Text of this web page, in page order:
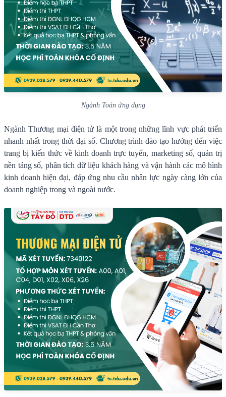
Ngành Toán ứng dụng
Ngành Thương mại điện tử là một trong những lĩnh vực phát triển
nhanh nhất trong thời đại số. Chương trình đào tạo hướng đến việc
trang bị kiến thức về kinh doanh trực tuyến, marketing số, quản trị
nền tảng số, phân tích dữ liệu khách hàng và vận hành các mô hình
kinh doanh hiện đại, đáp ứng nhu cầu nhân lực ngày càng lớn của
doanh nghiệp trong và ngoài nước.